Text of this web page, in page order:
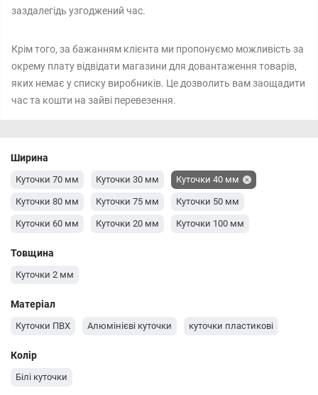
заздалегідь узгоджений час.
Крім того, за бажанням клієнта ми пропонуємо можливість за
окрему плату відвідати магазини для довантаження товарів,
яких немає у списку виробників. Це дозволить вам заощадити
час та кошти на зайві перевезення.
Ширина
Куточки 70 мм Куточки 30 мм Куточки 40 мм
Куточки 80 мм Куточки 75 мм Куточки 50 мм
Куточки 60 мм Куточки 20 мм Куточки 100 мм
Товщина
Куточки 2 мм
Матеріал
Куточки ПВХ Алюмінієві куточки куточки пластикові
Колір
Білі куточки